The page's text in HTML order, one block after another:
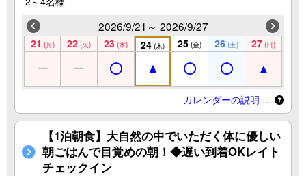
2026/9/21～ 2026/9/27
21 (月) 22 (火) 23 (水) 24 (木) 25 (金) 26 (土) 27 (日)
カレンダーの説明 …
【1泊朝食】大自然の中でいただく体に優しい
朝ごはんで目覚めの朝！◆遅い到着OKレイト
チェックイン